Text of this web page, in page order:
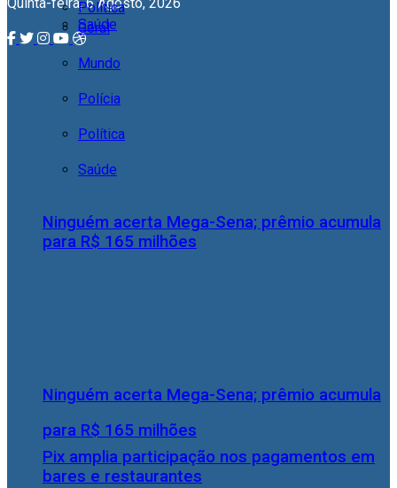
Geral
Mundo
Polícia
Política
Saúde
Ninguém acerta Mega-Sena; prêmio acumula
para R$ 165 milhões
Política
Saúde
Ninguém acerta Mega-Sena; prêmio acumula
para R$ 165 milhões
Pix amplia participação nos pagamentos em
bares e restaurantes